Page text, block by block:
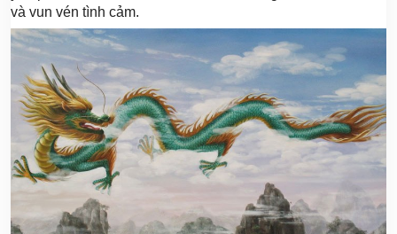
và vun vén tình cảm.